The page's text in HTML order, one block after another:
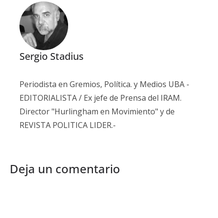
Sergio Stadius
Periodista en Gremios, Política. y Medios UBA -
EDITORIALISTA / Ex jefe de Prensa del IRAM.
Director "Hurlingham en Movimiento" y de
REVISTA POLITICA LIDER.-
Deja un comentario